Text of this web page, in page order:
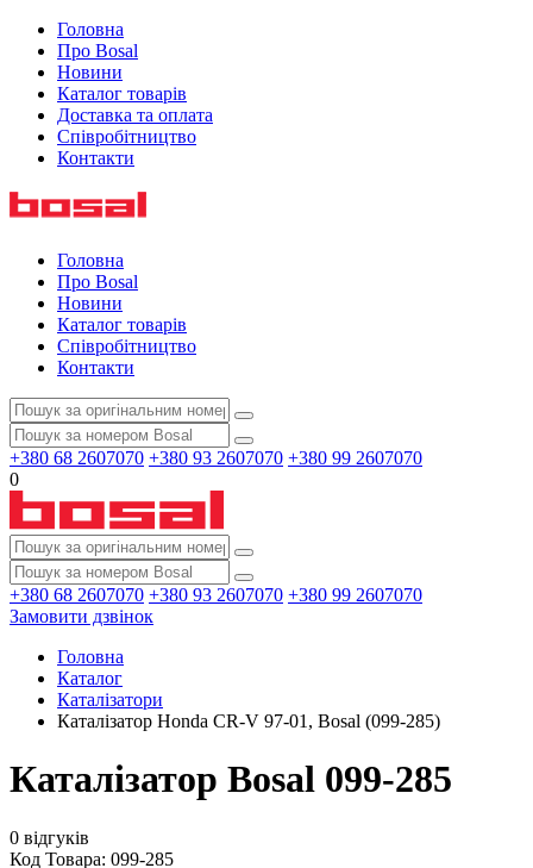
Головна
Про Bosal
Новини
Каталог товарів
Доставка та оплата
Співробітництво
Контакти
Головна
Про Bosal
Новини
Каталог товарів
Співробітництво
Контакти
+380 68 2607070 +380 93 2607070 +380 99 2607070
0
+380 68 2607070 +380 93 2607070 +380 99 2607070
Замовити дзвінок
Головна
Каталог
Каталізатори
Каталізатор Honda CR-V 97-01, Bosal (099-285)
Каталізатор Bosal 099-285
0 відгуків
Код Товара: 099-285